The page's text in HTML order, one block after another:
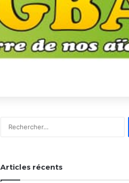
Articles récents